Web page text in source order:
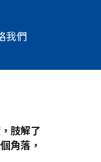
我們
肢解了
角落，